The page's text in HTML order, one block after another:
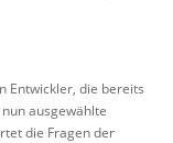
Entwickler, die bereits
ausgewählte
die Fragen der